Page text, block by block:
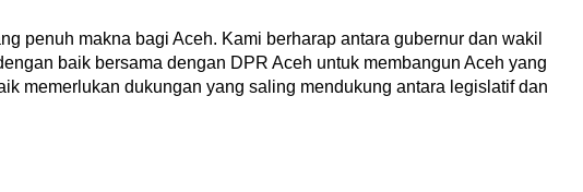
penuh makna bagi Aceh. Kami berharap antara gubernur dan wakil
baik bersama dengan DPR Aceh untuk membangun Aceh yang
memerlukan dukungan yang saling mendukung antara legislatif dan